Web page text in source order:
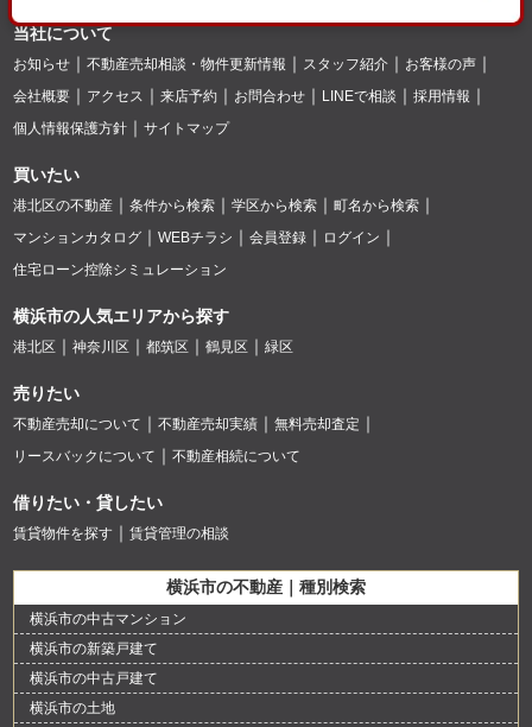
当社について
お知らせ 不動産売却相談・物件更新情報 スタッフ紹介
お客様の声
会社概要
アクセス 来店予約 お問合わせ LINEで相談
採用情報
個人情報保護方針
サイトマップ
買いたい
港北区の不動産 条件から検索 学区から検索
町名から検索
マンションカタログ
WEBチラシ 会員登録
ログイン
住宅ローン控除シミュレーション
横浜市の人気エリアから探す
港北区 神奈川区 都筑区 鶴見区 緑区
売りたい
不動産売却について 不動産売却実績
無料売却査定
リースバックについて
不動産相続について
借りたい・貸したい
賃貸物件を探す 賃貸管理の相談
横浜市の不動産｜種別検索
横浜市の中古マンション
横浜市の新築戸建て
横浜市の中古戸建て
横浜市の土地